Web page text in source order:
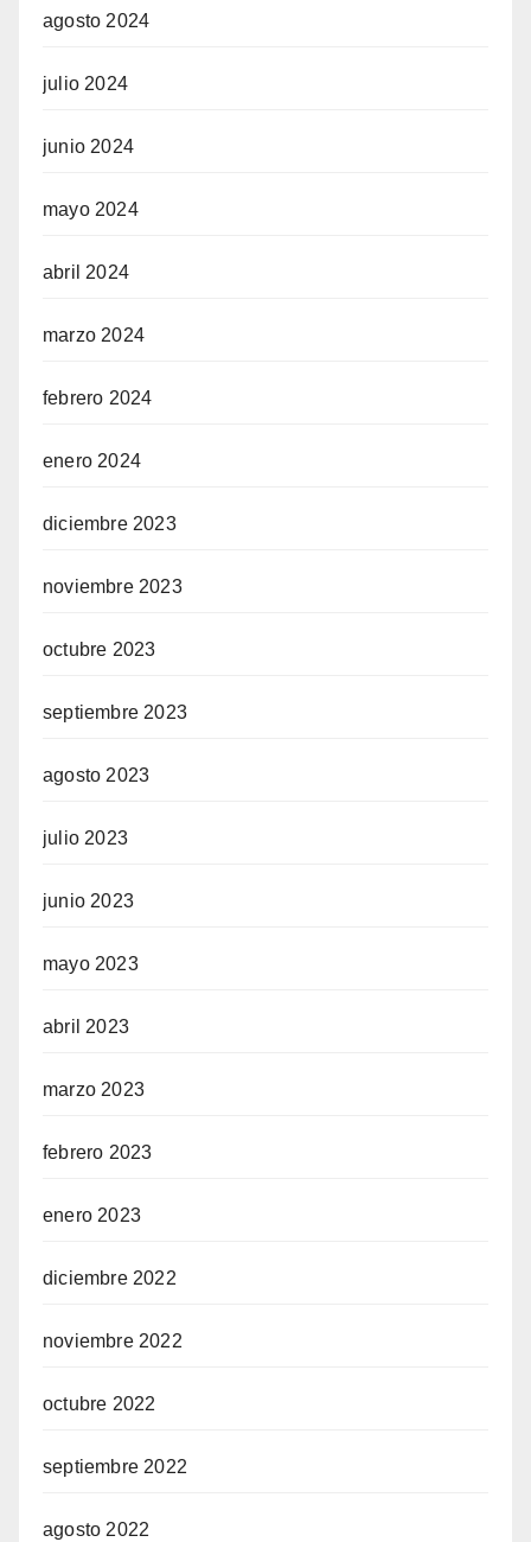
agosto 2024
julio 2024
junio 2024
mayo 2024
abril 2024
marzo 2024
febrero 2024
enero 2024
diciembre 2023
noviembre 2023
octubre 2023
septiembre 2023
agosto 2023
julio 2023
junio 2023
mayo 2023
abril 2023
marzo 2023
febrero 2023
enero 2023
diciembre 2022
noviembre 2022
octubre 2022
septiembre 2022
agosto 2022